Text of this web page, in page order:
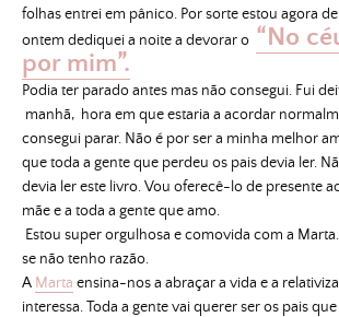
folhas entrei em pânico. Por sorte estou agora
ontem dediquei a noite a devorar o “No
por mim”.
Podia ter parado antes mas não consegui. Fui
manhã, hora em que estaria a acordar
consegui parar. Não é por ser a minha melhor
que toda a gente que perdeu os pais devia ler.
devia ler este livro. Vou oferecê-lo de presente
mãe e a toda a gente que amo.
Estou super orgulhosa e comovida com a
se não tenho razão.
A Marta ensina-nos a abraçar a vida e a
interessa. Toda a gente vai querer ser os pais